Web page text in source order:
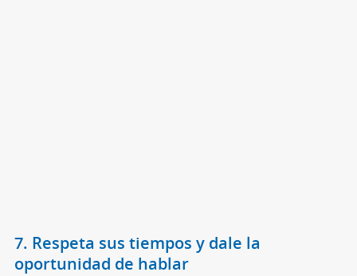
7. Respeta sus tiempos y dale la
oportunidad de hablar